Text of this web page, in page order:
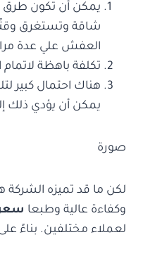
يمكن أن تكون طرق
شاقة وتستغرق
العفش علي عدة
تكلفة باهظة لاتمام
هناك احتمال كبير
يمكن أن يؤدي ذلك
صورة
لكن ما قد تميزه الشركة
وكفاءة عالية وطبعا سعر
لعملاء مختلفين. بناءً